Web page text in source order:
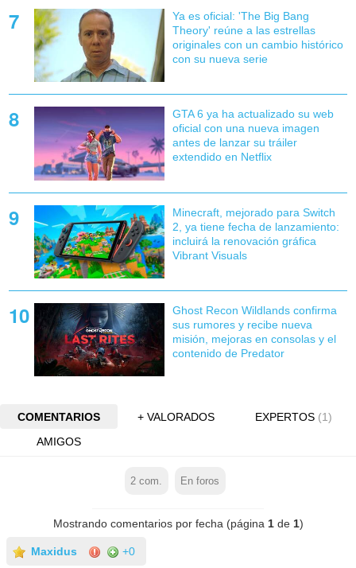
Ya es oficial: 'The Big Bang
Theory' reúne a las estrellas
originales con un cambio histórico
con su nueva serie
GTA 6 ya ha actualizado su web
oficial con una nueva imagen
antes de lanzar su tráiler
extendido en Netflix
Minecraft, mejorado para Switch
2, ya tiene fecha de lanzamiento:
incluirá la renovación gráfica
Vibrant Visuals
Ghost Recon Wildlands confirma
sus rumores y recibe nueva
misión, mejoras en consolas y el
contenido de Predator
COMENTARIOS + VALORADOS EXPERTOS (1)
AMIGOS
2 com. En foros
Mostrando comentarios por fecha (página 1de 1)
Maxidus +0